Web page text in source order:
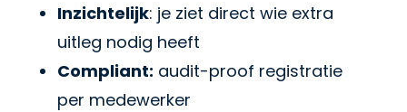
Inzichtelijk: je ziet direct wie extra
uitleg nodig heeft
Compliant: audit-proof registratie
per medewerker